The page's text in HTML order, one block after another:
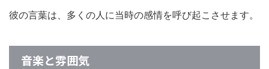
彼の言葉は、多くの人に当時の感情を呼び起こさせます。
音楽と雰囲気